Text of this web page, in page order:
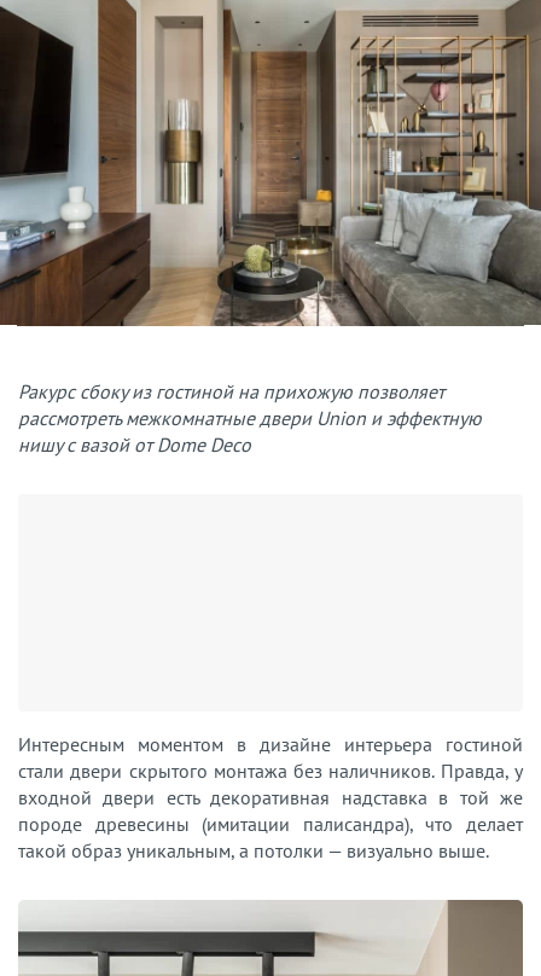
Ракурс сбоку из гостиной на прихожую позволяет
рассмотреть межкомнатные двери Union и эффектную
нишу с вазой от Dome Deco
Интересным моментом в дизайне интерьера гостиной
стали двери скрытого монтажа без наличников. Правда, у
входной двери есть декоративная надставка в той же
породе древесины (имитации палисандра), что делает
такой образ уникальным, а потолки — визуально выше.